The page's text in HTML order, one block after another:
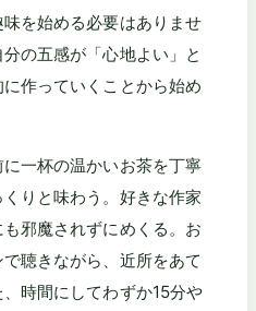
を始める必要はありませ
の五感が「心地よい」と
作っていくことから始め
一杯の温かいお茶を丁寧
りと味わう。好きな作家
邪魔されずにめくる。お
聴きながら、近所をあて
時間にしてわずか15分や